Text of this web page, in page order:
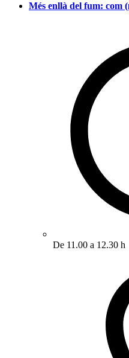
Més enllà del fum: com
De 11.00 a 12.30 h